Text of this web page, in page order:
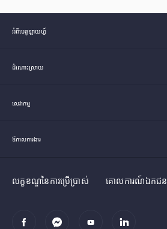
អំពីមេនូឡាយហ្វ៍
ដំណោះស្រាយ
សេវាកម្ម
ឪកាសការងារ
លក្ខខណ្ឌនៃការប្រើប្រាស់ គោលការណ៍ឯកជន